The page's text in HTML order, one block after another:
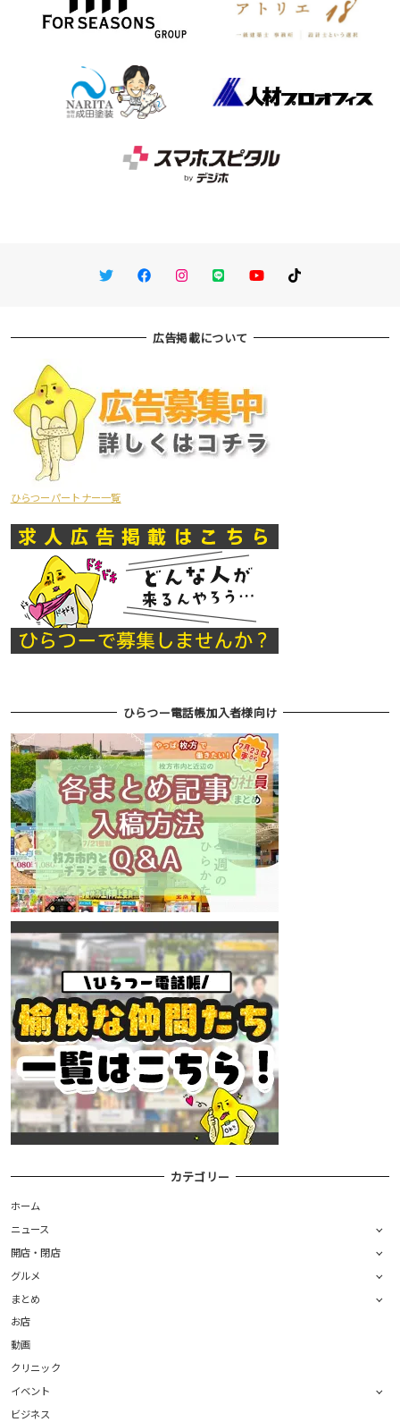
TwitterFacebookInstagram
LINE You TubeTikTok
広告掲載について
ひらつーパートナー一覧
ひらつー電話帳加入者様向け
カテゴリー
ホーム
ニュース
開店・閉店
グルメ
まとめ
お店
動画
クリニック
イベント
ビジネス